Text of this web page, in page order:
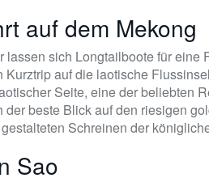
auf dem Mekong
lassen sich Longtailboote für eine
Kurztrip auf die laotische
Seite, eine der beliebten
der beste Blick auf den riesigen
Schreinen der
Sao